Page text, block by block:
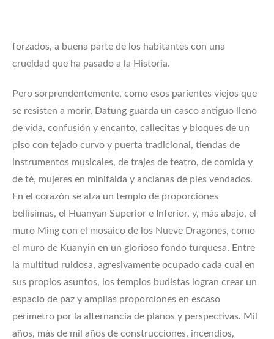
forzados, a buena parte de los habitantes con una
crueldad que ha pasado a la Historia.
Pero sorprendentemente, como esos parientes viejos que
se resisten a morir, Datung guarda un casco antiguo lleno
de vida, confusión y encanto, callecitas y bloques de un
piso con tejado curvo y puerta tradicional, tiendas de
instrumentos musicales, de trajes de teatro, de comida y
de té, mujeres en minifalda y ancianas de pies vendados.
En el corazón se alza un templo de proporciones
bellísimas, el Huanyan Superior e Inferior, y, más abajo, el
muro Ming con el mosaico de los Nueve Dragones, como
el muro de Kuanyin en un glorioso fondo turquesa. Entre
la multitud ruidosa, agresivamente ocupado cada cual en
sus propios asuntos, los templos budistas logran crear un
espacio de paz y amplias proporciones en escaso
perímetro por la alternancia de planos y perspectivas. Mil
años, más de mil años de construcciones, incendios,